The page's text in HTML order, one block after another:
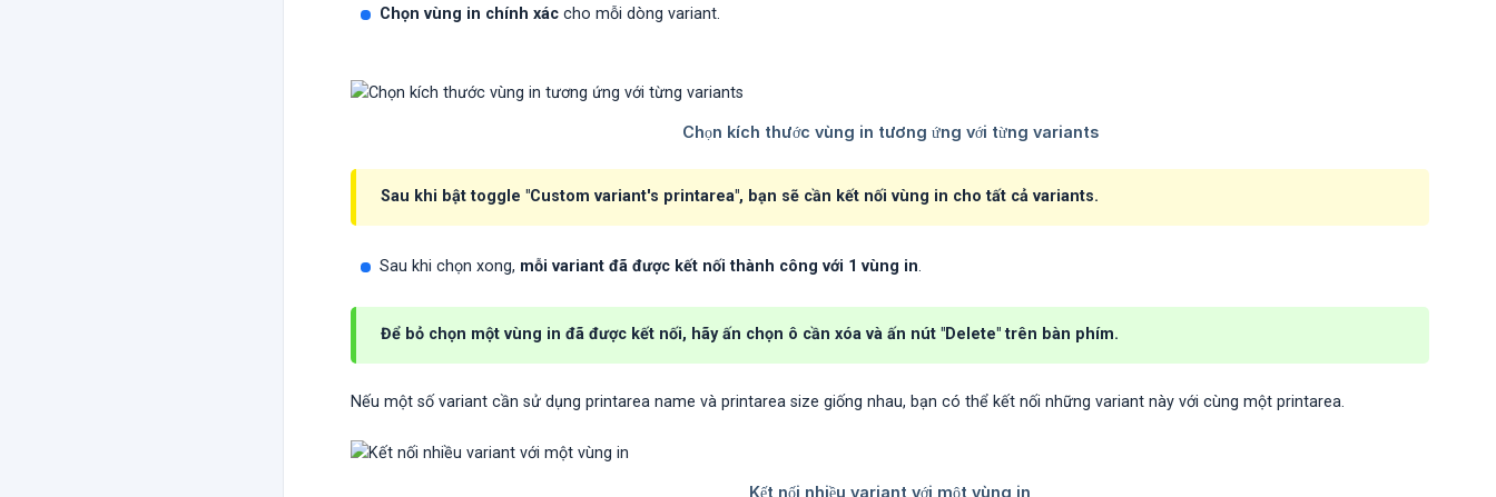
Chọn vùng in chính xác cho mỗi dòng variant.
Sau khi bật toggle "Custom variant's printarea", bạn sẽ cần kết nối vùng in cho tất cả variants.
Sau khi chọn xong, mỗi variant đã được kết nối thành công với 1 vùng in.
Để bỏ chọn một vùng in đã được kết nối, hãy ấn chọn ô cần xóa và ấn nút "Delete" trên bàn phím.
Nếu một số variant cần sử dụng printarea name và printarea size giống nhau, bạn có thể kết nối những variant này với cùng một printarea.